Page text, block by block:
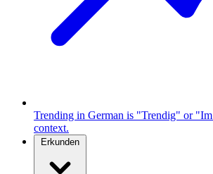
Trending in German is "Trendig" or
context.
Erkunden